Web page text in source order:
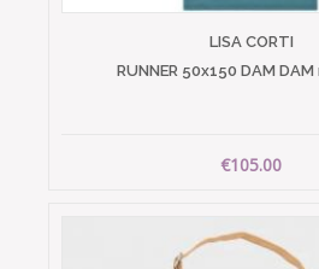
LISA CORTI
RUNNER 50x150 DAM
€105.00